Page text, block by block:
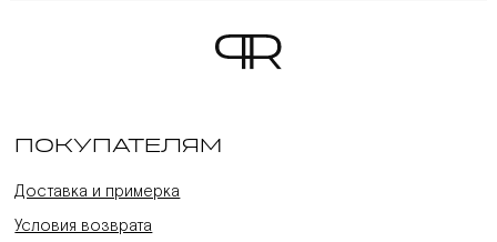
ПОКУПАТЕЛЯМ
Доставка и примерка
Условия возврата